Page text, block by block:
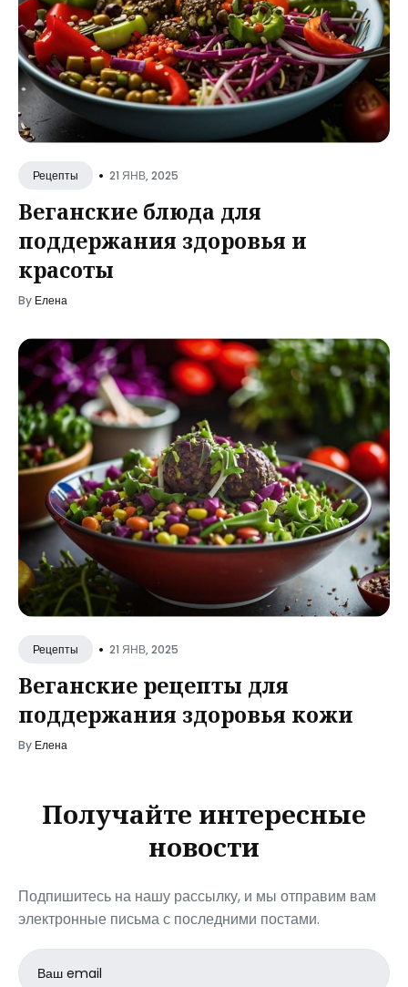
Рецепты • 21 ЯНВ, 2025
Веганские блюда для
поддержания здоровья и
красоты
By Елена
Рецепты • 21 ЯНВ, 2025
Веганские рецепты для
поддержания здоровья кожи
By Елена
Получайте интересные
новости
Подпишитесь на нашу рассылку, и мы отправим вам
электронные письма с последними постами.
Email